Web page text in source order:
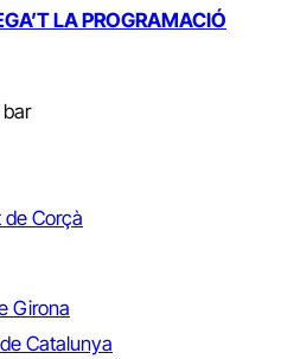
LA PROGRAMACIÓ
Corçà
Girona
Catalunya